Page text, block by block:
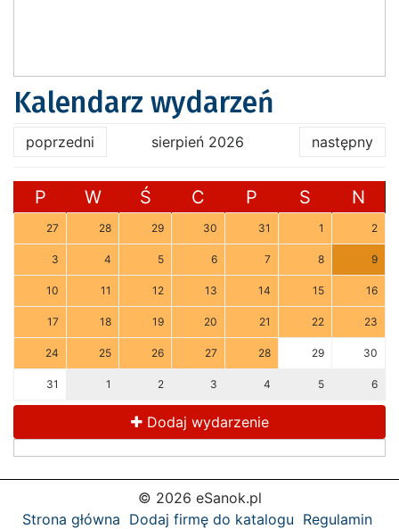
Kalendarz wydarzeń
poprzedni sierpień 2026 następny
P W Ś C P S N
27 28 29 30 31 1 2
3 4 5 6 7 8 9
10 11 12 13 14 15 16
17 18 19 20 21 22 23
24 25 26 27 28 29 30
31 1 2 3 4 5 6
Dodaj wydarzenie
© 2026 eSanok.pl
Strona główna Dodaj firmę do katalogu Regulamin